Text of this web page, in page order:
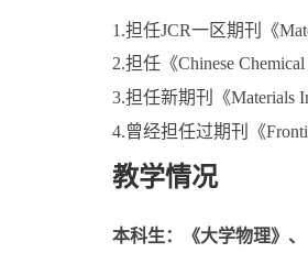
1.担任JCR一区期刊《
2.担任《Chinese
3.担任新期刊《Materials
4.曾经担任过期刊《
教学情况
本科生： 《大学物理》